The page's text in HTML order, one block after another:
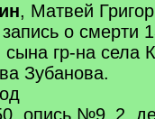
, Матвей
о смерти
сына гр-на села
Зубанова.
опись №9_2,